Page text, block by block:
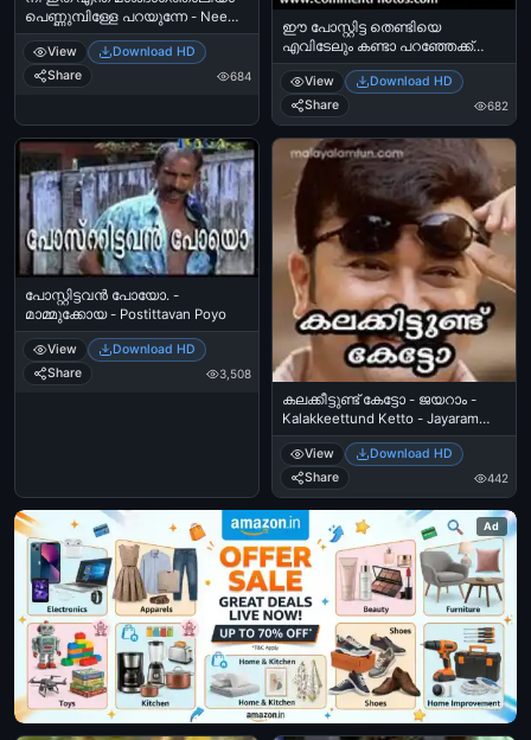
പെണ്ണുമ്പിള്ളേ പറയുന്നേ - Nee
ithu enthu mangatholiya
pennumbille parayunne - മാങ്ങ
തൊലി - Manga tholi - കലാഭവന്‍
ഷാജോണ്‍ - Kalabhavan Shajon
View
Download HD
Share
684
ഈ പോസ്റ്റിട്ട തെണ്ടിയെ
എവിടേലും കണ്ടാ പറഞ്ഞേക്ക്
കുത്തി കൊടല്‍ മാല
പുറത്തിടുമെന്ന്‍ - കീലേരി അച്ചു -
മാമുക്കോയ - Ee Postitta Thendiye
Kandaal Paranjekku Kuthi Kodal
Maala Purathidumennu - Keeleri
Achu - Mamukkoya
View
Download HD
Share
682
പോസ്റ്റിട്ടവന്‍ പോയോ. -
മാമ്മുക്കോയ - Postittavan Poyo
View
Download HD
Share
3,508
കലക്കീട്ടുണ്ട് കേട്ടോ - ജയറാം -
Kalakkeettund Ketto - Jayaram
with Cooling Glass
View
Download HD
Share
442
Ad